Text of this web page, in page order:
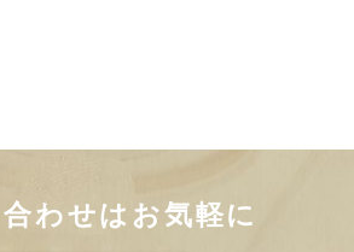
わせはお気軽に